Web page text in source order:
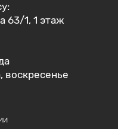
63/1, 1 этаж
воскресенье